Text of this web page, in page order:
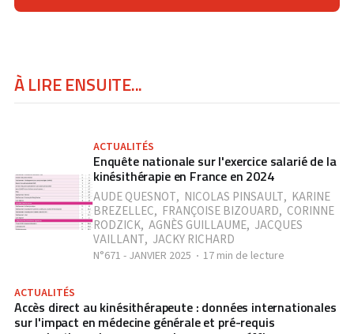
À LIRE ENSUITE...
ACTUALITÉS
Enquête nationale sur l'exercice salarié de la
kinésithérapie en France en 2024
AUDE QUESNOT, NICOLAS PINSAULT, KARINE
BREZELLEC, FRANÇOISE BIZOUARD, CORINNE
RODZICK, AGNÈS GUILLAUME, JACQUES
VAILLANT, JACKY RICHARD
N°671 - JANVIER 2025 17 min de lecture
ACTUALITÉS
Accès direct au kinésithérapeute : données internationales
sur l'impact en médecine générale et pré-requis